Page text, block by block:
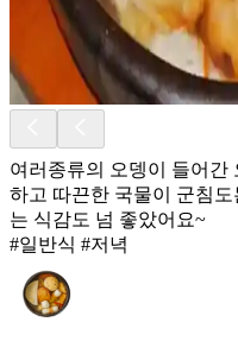
여러종류의 오뎅이 들어간
하고 따끈한 국물이 군침
는 식감도 넘 좋았어요~
#일반식 #저녁